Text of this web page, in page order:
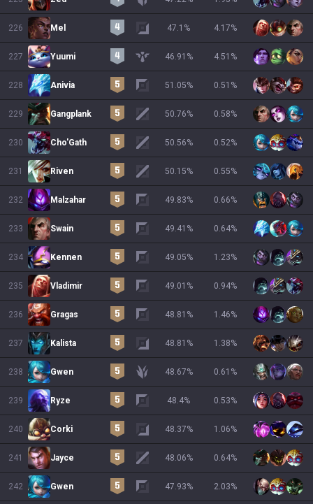
226 Mel 47.1 % 4.17%
227 Yuumi 46.91 % 4.51 %
228 Anivia 51.05% 0.51 %
229 Gangplank 50.76% 0.58%
230 Cho'Gath 50.56% 0.52%
231 Riven 50.15% 0.55%
232 Malzahar 49.83% 0.66%
233 Swain 49.41 % 0.64%
234 Kennen 49.05% 1.23%
235 Vladimir 49.01 % 0.94%
236 Gragas 48.81 % 1.46%
237 Kalista 48.81 % 1.38%
238 Gwen 48.67% 0.61 %
239 Ryze 48.4% 0.53%
240 Corki 48.37% 1.06%
241 Jayce 48.06% 0.64%
242 Gwen 47.93% 2.03%